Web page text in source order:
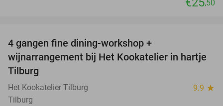
,50
4 gangen fine dining-workshop +
wijnarrangement bij Het Kookatelier in hartje
Tilburg
Het Kookatelier Tilburg 9.9 star
Tilburg